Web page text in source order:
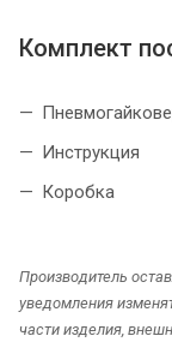
Комплект
Инструкция
Коробка
Производитель
уведомления
части изделия,